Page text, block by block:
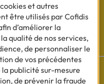
?
réponses
et autres
être utilisés par Cofidis
d’améliorer la
qualité de nos services,
de personnaliser le
de vos précédentes
publicité sur-mesure
de prévenir la fraude